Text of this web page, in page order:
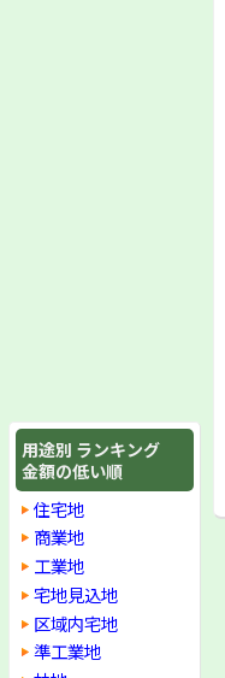
用途別 ランキング
金額の低い順
住宅地
商業地
工業地
宅地見込地
区域内宅地
準工業地